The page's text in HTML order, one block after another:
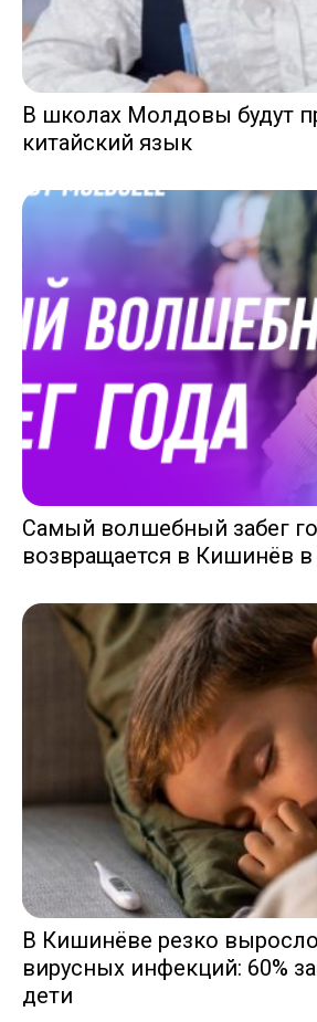
В школах Молдовы будут
китайский язык
Самый волшебный забег
возвращается в Кишинёв в
В Кишинёве резко
вирусных инфекций: 60%
дети